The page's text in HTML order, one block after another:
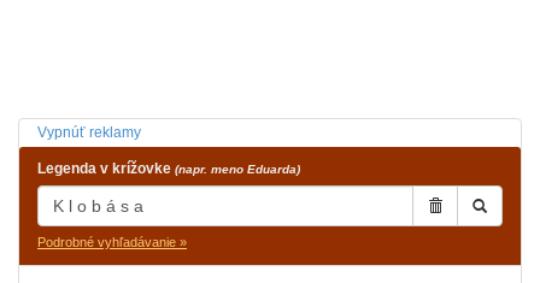
Vypnúť reklamy
Legenda v krížovke (napr. meno Eduarda)
Podrobné vyhľadávanie »